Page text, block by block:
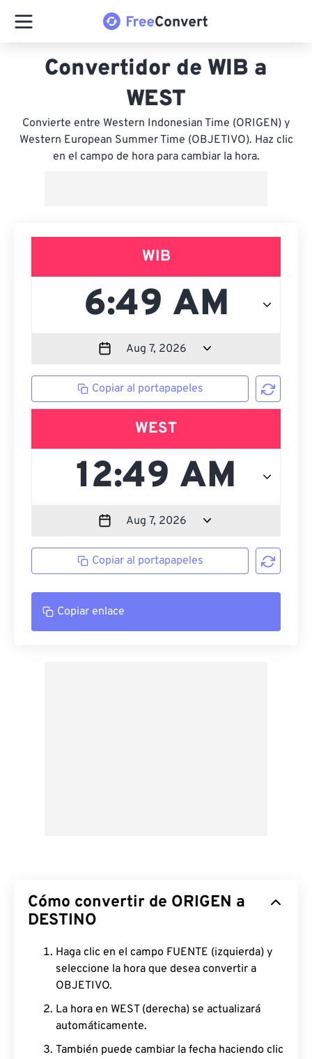
Convertidor de WIB a
WEST
Convierte entre Western Indonesian Time (ORIGEN) y
Western European Summer Time (OBJETIVO). Haz clic
en el campo de hora para cambiar la hora.
WIB
Copiar al portapapeles
WEST
Copiar al portapapeles
Copiar enlace
Cómo convertir de ORIGEN a
DESTINO
Haga clic en el campo FUENTE (izquierda) y
seleccione la hora que desea convertir a
OBJETIVO.
La hora en WEST (derecha) se actualizará
automáticamente.
También puede cambiar la fecha haciendo clic